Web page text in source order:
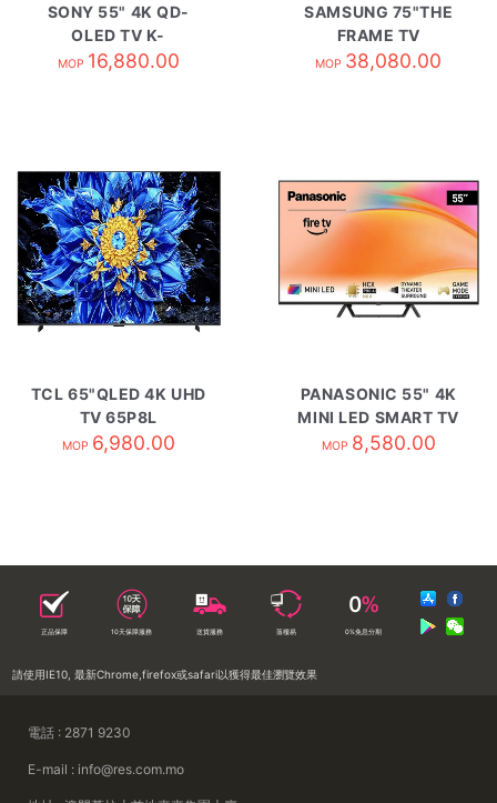
SONY 55" 4K QD-
OLED TV K-
55XR80M2
MOP 16,880.00
SAMSUNG 75"THE
FRAME TV
QA75LS03HWJXZK
MOP 38,080.00
TCL 65"QLED 4K UHD
TV 65P8L
MOP 6,980.00
PANASONIC 55" 4K
MINI LED SMART TV
TV-55W95BGH
MOP 8,580.00
正品保障 10天保障服務 送貨服務 落樓易 0%免息分期
請使用IE10, 最新Chrome,firefox或safari以獲得最佳瀏覽效果
電話 : 2871 9230
E-mail : info@res.com.mo